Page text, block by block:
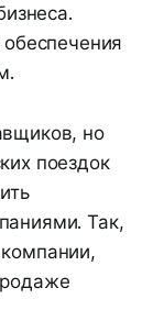
обеспечения
но
поездок
Так,